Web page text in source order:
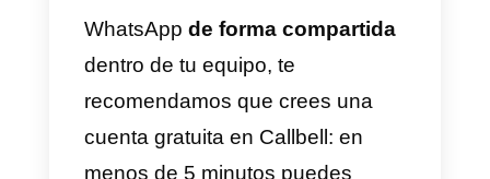
Exportar tus contactos y tu
información a otras plataformas.
Estas funciones le permiten a